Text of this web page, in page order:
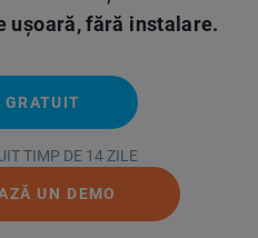
ușoară, fără instalare.
GRATUIT
TIMP DE 14 ZILE
UN DEMO